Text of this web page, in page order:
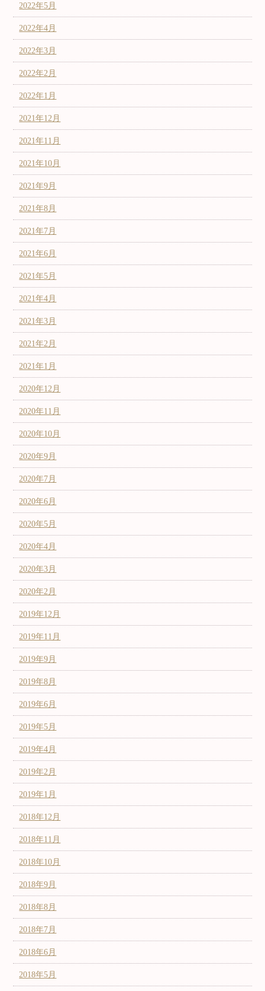
2022年5月
2022年4月
2022年3月
2022年2月
2022年1月
2021年12月
2021年11月
2021年10月
2021年9月
2021年8月
2021年7月
2021年6月
2021年5月
2021年4月
2021年3月
2021年2月
2021年1月
2020年12月
2020年11月
2020年10月
2020年9月
2020年7月
2020年6月
2020年5月
2020年4月
2020年3月
2020年2月
2019年12月
2019年11月
2019年9月
2019年8月
2019年6月
2019年5月
2019年4月
2019年2月
2019年1月
2018年12月
2018年11月
2018年10月
2018年9月
2018年8月
2018年7月
2018年6月
2018年5月